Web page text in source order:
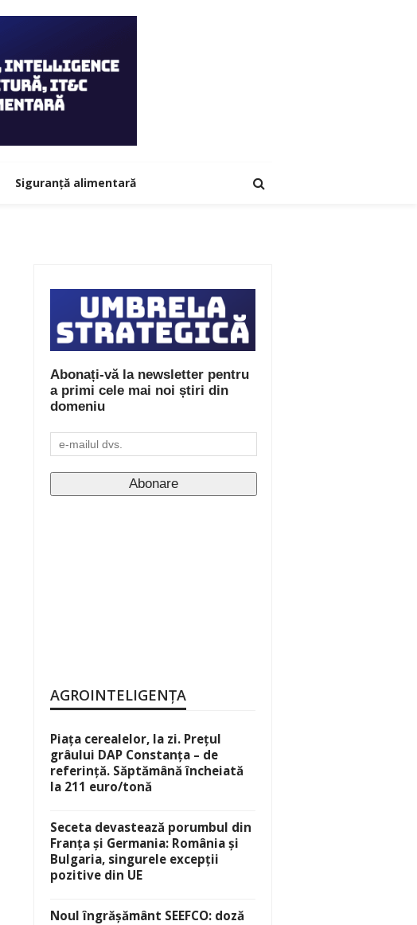
Siguranță alimentară
Abonați-vă la newsletter pentru
a primi cele mai noi știri din
domeniu
AGROINTELIGENȚA
Piața cerealelor, la zi. Prețul
grâului DAP Constanța – de
referință. Săptămână încheiată
la 211 euro/tonă
Seceta devastează porumbul din
Franța și Germania: România și
Bulgaria, singurele excepții
pozitive din UE
Noul îngrășământ SEEFCO: doză